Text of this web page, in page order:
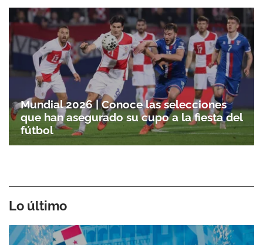
Mundial 2026 | Conoce las selecciones
que han asegurado su cupo a la fiesta del
fútbol
Lo último